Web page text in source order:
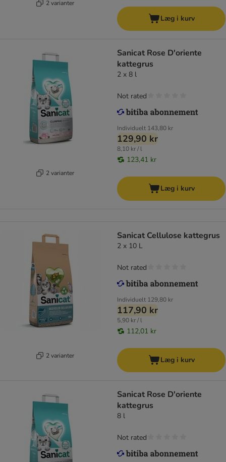
2 varianter
Læg i kurv
2 varianter
Sanicat Rose D'oriente
kattegrus
2 x 8 l
Individuelt 143,80 kr
129,90 kr
8,10 kr / l
123,41 kr
Not rated
Læg i kurv
2 varianter
Sanicat Cellulose kattegrus
2 x 10 L
Individuelt 129,80 kr
117,90 kr
5,90 kr / l
112,01 kr
Not rated
Læg i kurv
Sanicat Rose D'oriente
kattegrus
8 l
Not rated